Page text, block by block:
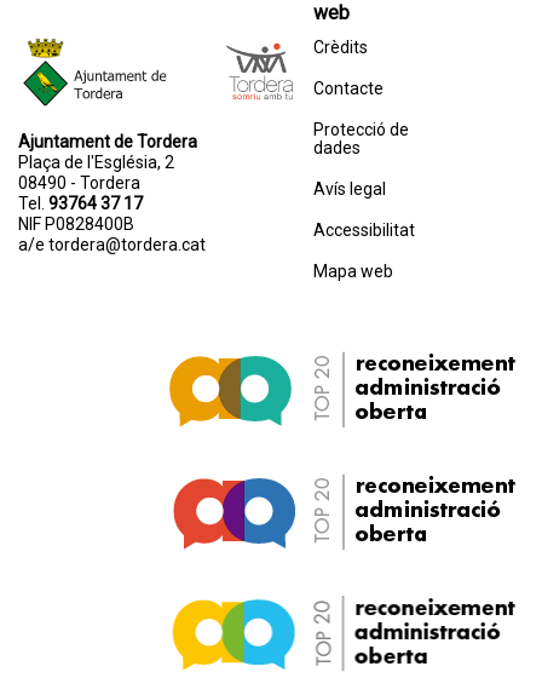
Ajuntament de Tordera
Plaça de l'Església, 2
08490 - Tordera
Tel. 93764 37 17
NIF P0828400B
a/e tordera@tordera.cat
web
Crèdits
Contacte
Protecció de
dades
Avís legal
Accessibilitat
Mapa web